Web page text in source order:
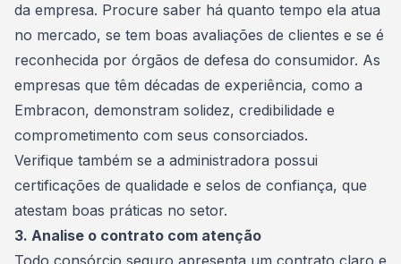
da empresa. Procure saber há quanto tempo ela atua
no mercado, se tem boas avaliações de clientes e se é
reconhecida por órgãos de defesa do consumidor. As
empresas que têm décadas de experiência, como a
Embracon, demonstram solidez, credibilidade e
comprometimento com seus consorciados.
Verifique também se a administradora possui
certificações de qualidade e selos de confiança, que
atestam boas práticas no setor.
3. Analise o contrato com atenção
Todo consórcio seguro apresenta um contrato claro e